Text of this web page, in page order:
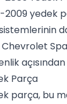
yedek
Chevrolet
Parça
parça, bu